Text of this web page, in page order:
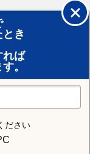
き
れば
。
ださい